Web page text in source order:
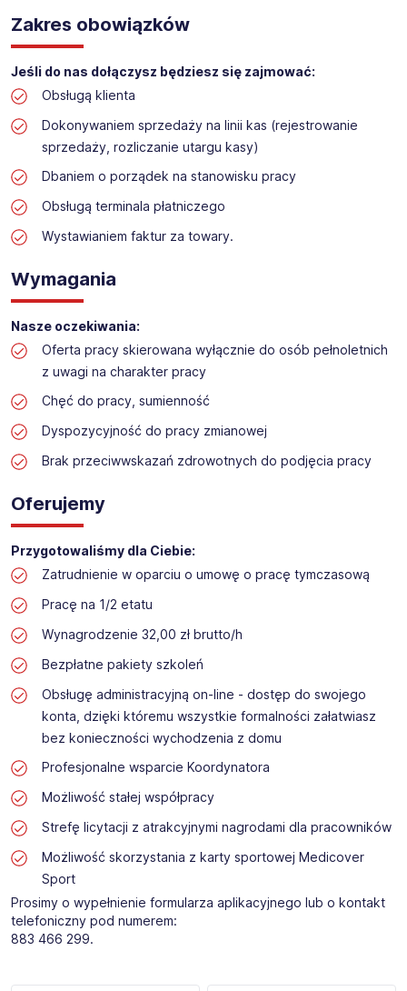
Pośrednictwa Pracy i Doradztwa Personalnego Work &
Profit jest obecnie jedną z największych niezależnych
polskich agencji zatrudnienia. W ciągu wielu lat naszej
działalności daliśmy pracę przeszło 50 000 pracowników
w całym kraju. Skutecznie znajdujemy pracowników dla
największych firm, jak również małych rodzinnych
przedsiębiorstw w Polsce. Agencja jest wpisana pod nr
396 w Krajowym Rejestrze Agencji Zatrudnienia.
Obecnie dla naszego Klienta, poszukujemy osób do pracy
na stanowisko:
Praca w sektorze obsługi klienta w markecie
budowlanym
Zakres obowiązków
Jeśli do nas dołączysz będziesz się zajmować:
Obsługą klienta
Dokonywaniem sprzedaży na linii kas (rejestrowanie
sprzedaży, rozliczanie utargu kasy)
Dbaniem o porządek na stanowisku pracy
Obsługą terminala płatniczego
Wystawianiem faktur za towary.
Wymagania
Nasze oczekiwania:
Oferta pracy skierowana wyłącznie do osób pełnoletnich
z uwagi na charakter pracy
Chęć do pracy, sumienność
Dyspozycyjność do pracy zmianowej
Brak przeciwwskazań zdrowotnych do podjęcia pracy
Oferujemy
Przygotowaliśmy dla Ciebie:
Zatrudnienie w oparciu o umowę o pracę tymczasową
Pracę na 1/2 etatu
Wynagrodzenie 32,00 zł brutto/h
Bezpłatne pakiety szkoleń
Obsługę administracyjną on-line - dostęp do swojego
konta, dzięki któremu wszystkie formalności załatwiasz
bez konieczności wychodzenia z domu
Profesjonalne wsparcie Koordynatora
Możliwość stałej współpracy
Strefę licytacji z atrakcyjnymi nagrodami dla pracowników
Możliwość skorzystania z karty sportowej Medicover
Sport
Prosimy o wypełnienie formularza aplikacyjnego lub o kontakt
telefoniczny pod numerem:
883 466 299.